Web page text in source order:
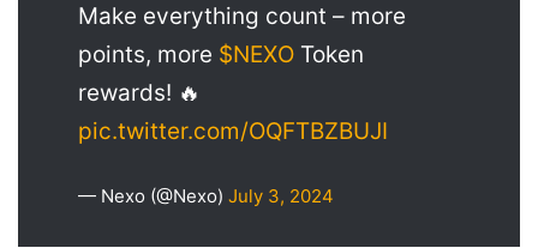
Make everything count – more
points, more $NEXO Token
rewards! 🔥
pic.twitter.com/OQFTBZBUJI
— Nexo (@Nexo) July 3, 2024